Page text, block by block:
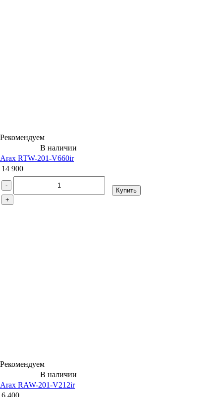
Рекомендуем
В наличии
Arax RTW-201-V660ir
14 900
-
+
Купить
Рекомендуем
В наличии
Arax RAW-201-V212ir
6 400